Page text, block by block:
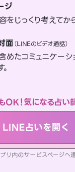
ジ
をじっくり考えてか
面（LINEのビデオ通話）
めたコミュニケー
OK！気になる占い
LINE占いを開く
リ内のサービスページへ